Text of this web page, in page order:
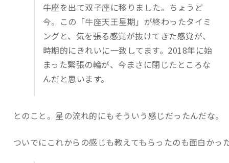
牛座を出て双子座に移りました。ちょうど
今。この「牛座天王星期」が終わったタイミ
ングと、気を張る感覚が抜けてきた感覚が、
時期的にきれいに一致してます。2018年に始
まった緊張の輪が、今まさに閉じたところな
んだと思います。
とのこと。星の流れ的にもそういう感じだったんだな。
ついでにこれからの感じも教えてもらったのも面白かっ